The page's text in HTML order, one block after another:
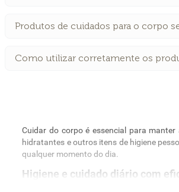
Produtos de cuidados para o corpo
Como utilizar corretamente os
Cuidar do corpo é essencial para
hidratantes e outros itens de higiene
qualquer momento do dia.
Higiene e cuidado diário com